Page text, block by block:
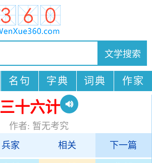
名句 字典 词典 作家
三十六计
作者: 暂无考究
兵家 相关 下一篇